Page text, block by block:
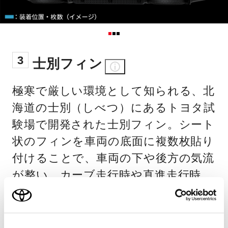
3 士別フィン
極寒で厳しい環境として知られる、北
海道の士別（しべつ）にあるトヨタ試
験場で開発された士別フィン。シート
状のフィンを車両の底面に複数枚貼り
付けることで、車両の下や後方の気流
が整い、カーブ走行時や直進走行時、
また横風などの外乱時に、走行安定性